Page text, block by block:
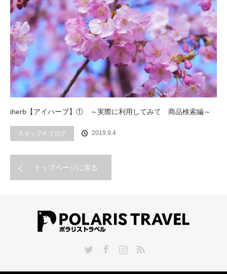
iherb【アイハーブ】① ～実際に利用してみて 商品検索編～
スタッフＫブログ 2019.9.4
トップページに戻る
RSS